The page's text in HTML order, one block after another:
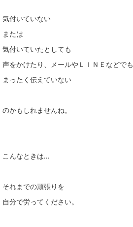
気付いていない
または
気付いていたとしても
声をかけたり、メールやＬＩＮＥなどでも
まったく伝えていない
のかもしれませんね。
こんなときは…
それまでの頑張りを
自分で労ってください。